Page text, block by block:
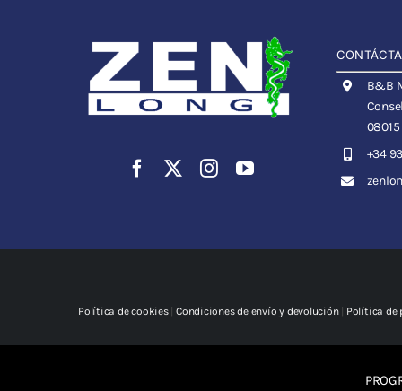
B&B
+34
Política de cookies|Condiciones de envío y devolución| Política de